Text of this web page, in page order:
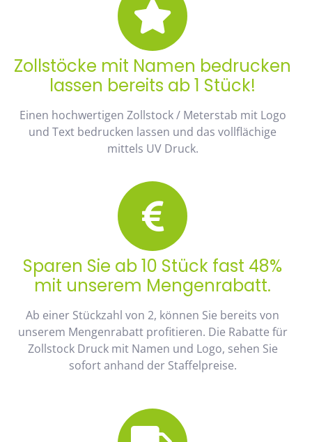
Zollstöcke mit Namen bedrucken
lassen bereits ab 1 Stück!
Einen hochwertigen Zollstock / Meterstab mit Logo
und Text bedrucken lassen und das vollflächige
mittels UV Druck.
Sparen Sie ab 10 Stück fast 48%
mit unserem Mengenrabatt.
Ab einer Stückzahl von 2, können Sie bereits von
unserem Mengenrabatt profitieren. Die Rabatte für
Zollstock Druck mit Namen und Logo, sehen Sie
sofort anhand der Staffelpreise.